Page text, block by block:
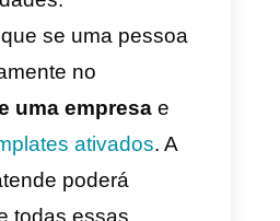
. São uma excelente
atender nossos
e facilmente. Isso
que deixemos de
eles, mas